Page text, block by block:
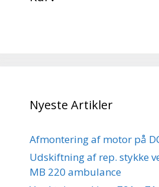
Nyeste Artikler
Afmontering af motor på
Udskiftning af rep. stykke
MB 220 ambulance